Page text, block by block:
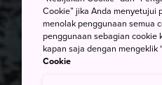
Cookie” jika Anda menyetujui
menolak penggunaan semua
penggunaan sebagian cookie
kapan saja dengan mengeklik
Cookie